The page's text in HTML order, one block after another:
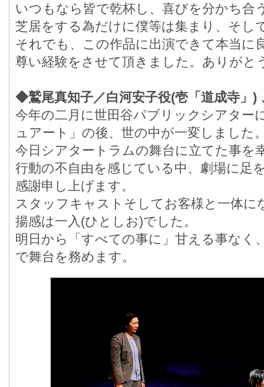
いつもなら皆で乾杯し、喜びを分かち合
芝居をする為だけに僕等は集まり、そし
それでも、この作品に出演できて本当に
尊い経験をさせて頂きました。ありがと
◆鷲尾真知子／白河安子役(壱「道成寺」)
今年の二月に世田谷パブリックシアター
ュアート」の後、世の中が一変しました
今日シアタートラムの舞台に立てた事を
行動の不自由を感じている中、劇場に足
感謝申し上げます。
スタッフキャストそしてお客様と一体に
揚感は一入(ひとしお)でした。
明日から「すべての事に」甘える事なく
で舞台を務めます。